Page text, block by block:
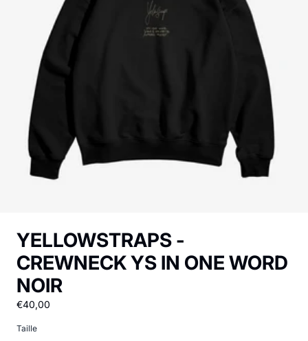
YELLOWSTRAPS -
CREWNECK YS IN ONE WORD
NOIR
€40,00
Taille